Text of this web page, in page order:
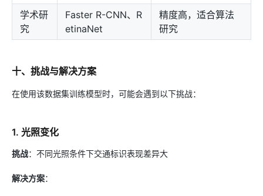
学术研
究
Faster R-CNN、R
etinaNet
精度高，适合算法
研究
十、挑战与解决方案
在使用该数据集训练模型时，可能会遇到以下挑战：
1. 光照变化
挑战：不同光照条件下交通标识表现差异大
解决方案：